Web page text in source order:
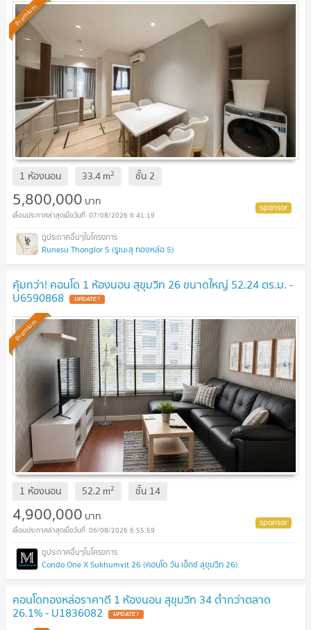
Premium
1 ห้องนอน 33.4m2 ชั้น 2
5,800,000 บาท
07/08/2026 6:41:19
Runesu Thonglor 5 (รูเนะสุ ทองหล่อ 5)
คุ้มกว่า! คอนโด 1 ห้องนอน สุขุมวิท 26 ขนาดใหญ่ 52.24 ตร.ม. -
U6590868 UPDATE !
Premium
1 ห้องนอน 52.2 m2 ชั้น 14
4,900,000 บาท
06/08/2026 6:55:59
Condo One X Sukhumvit 26 (คอนโด วัน เอ็กซ์ สุขุมวิท 26)
คอนโดทองหล่อราคาดี 1 ห้องนอน สุขุมวิท 34 ต่ำกว่าตลาด
26.1% - U1836082 UPDATE !